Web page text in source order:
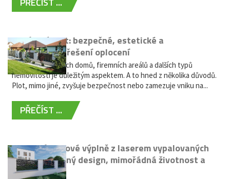
Hliníkový plot: bezpečné, estetické a
bezúdržbové řešení oplocení
Oplocení rodinných domů, firemních areálů a dalších typů
nemovitostí je důležitým aspektem. A to hned z několika důvodů.
Plot, mimo jiné, zvyšuje bezpečnost nebo zamezuje vniku na...
PŘEČÍST ...
Moderní plotové výplně z laserem vypalovaných
kovů: výjimečný design, mimořádná životnost a
žádná údržba